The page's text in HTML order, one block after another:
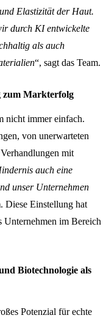
Elastizität der Haut.
durch KI entwickelte
als auch
“, sagt das Team.
zum Markterfolg
nicht immer einfach.
von unerwarteten
mit
auch eine
unser Unternehmen
Diese Einstellung hat
Unternehmen im Bereich
Biotechnologie als
Potenzial für echte